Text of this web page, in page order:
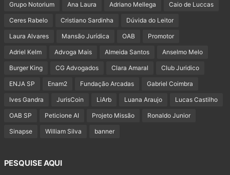
Grupo Notorium Ana Laura Adriano Mellega Caio de Luccas
Ceres Rabelo Cristiano Sardinha Dúvida do Leitor
Laura Alvares Mansão Jurídica OAB Promotor
Adriel Kelm Advoga Mais Almeida Santos Anselmo Melo
Burger King CG Advogados Clara Amaral Club Juridico
ENJA SP Enam2 Fundação Arcadas Gabriel Coimbra
Ives Gandra JurisCoin LiArb Luana Araujo Lucas Castilho
OAB SP Peticione AI Projeto Missão Ronaldo Junior
Sinapse William Silva banner
PESQUISE AQUI